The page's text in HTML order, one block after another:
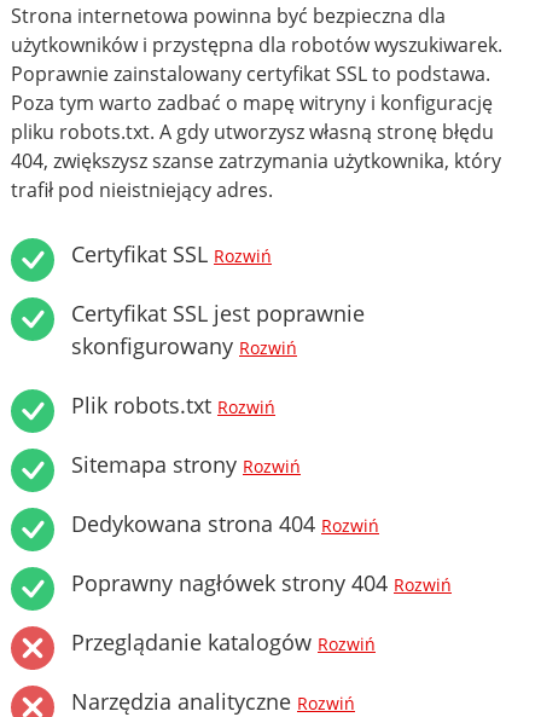
Strona internetowa powinna być bezpieczna dla
użytkowników i przystępna dla robotów wyszukiwarek.
Poprawnie zainstalowany certyfikat SSL to podstawa.
Poza tym warto zadbać o mapę witryny i konfigurację
pliku robots.txt. A gdy utworzysz własną stronę błędu
404, zwiększysz szanse zatrzymania użytkownika, który
trafił pod nieistniejący adres.
Certyfikat SSL Rozwiń
Certyfikat SSL jest poprawnie
skonfigurowany Rozwiń
Plik robots.txt Rozwiń
Sitemapa strony Rozwiń
Dedykowana strona 404 Rozwiń
Poprawny nagłówek strony 404 Rozwiń
Przeglądanie katalogów Rozwiń
Narzędzia analityczne Rozwiń